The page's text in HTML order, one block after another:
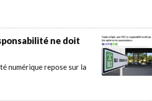
ne doit
numérique repose sur la